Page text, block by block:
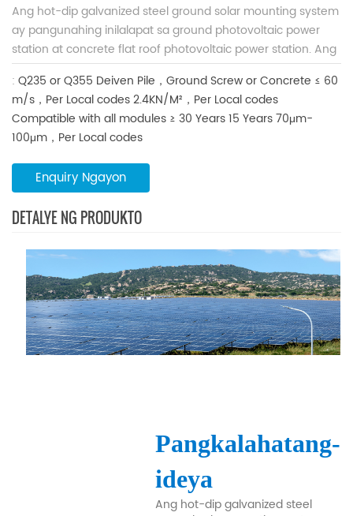
Ang hot-dip galvanized steel ground solar mounting system
ay pangunahing inilalapat sa ground photovoltaic power
station at concrete flat roof photovoltaic power station. Ang
sistema ay may mga tampok ng malakas na adjustable na
kapasidad, malaking structural strength at matipid na gastos
upang matugunan ang mga pangangailangan ng mga
customer.
: Q235 or Q355 Deiven Pile，Ground Screw or Concrete ≤ 60
m/s，Per Local codes2.4KN/M²，Per Local codes
Compatible with all modules ≥ 30 Years15 Years70μm-
100μm，Per Local codes
Enquiry Ngayon
DETALYE NG PRODUKTO
Pangkalahatang-
ideya
Ang hot-dip galvanized steel